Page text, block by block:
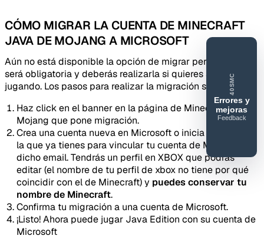
CÓMO MIGRAR LA CUENTA DE MINECRAFT
JAVA DE MOJANG A MICROSOFT
Aún no está disponible la opción de migrar pero pronto
será obligatoria y deberás realizarla si quieres seguir
jugando. Los pasos para realizar la migración son:
Haz click en el banner en la página de Minecraft
Mojang que pone migración.
Crea una cuenta nueva en Microsoft o inicia sesión con
la que ya tienes para vincular tu cuenta de Minecraft a
dicho email. Tendrás un perfil en XBOX que podrás
editar (el nombre de tu perfil de xbox no tiene por qué
coincidir con el de Minecraft) y puedes conservar tu
nombre de Minecraft.
Confirma tu migración a una cuenta de Microsoft.
¡Listo! Ahora puede jugar Java Edition con su cuenta de
Microsoft
40SMC
Errores y
mejoras
Feedback
40SERVIDORESMC
Reportar
error o
mejora